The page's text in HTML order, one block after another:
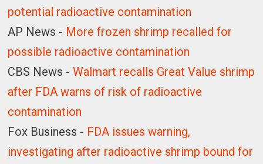
potential radioactive contamination
AP News - More frozen shrimp recalled for
possible radioactive contamination
CBS News - Walmart recalls Great Value shrimp
after FDA warns of risk of radioactive
contamination
Fox Business - FDA issues warning,
investigating after radioactive shrimp bound for